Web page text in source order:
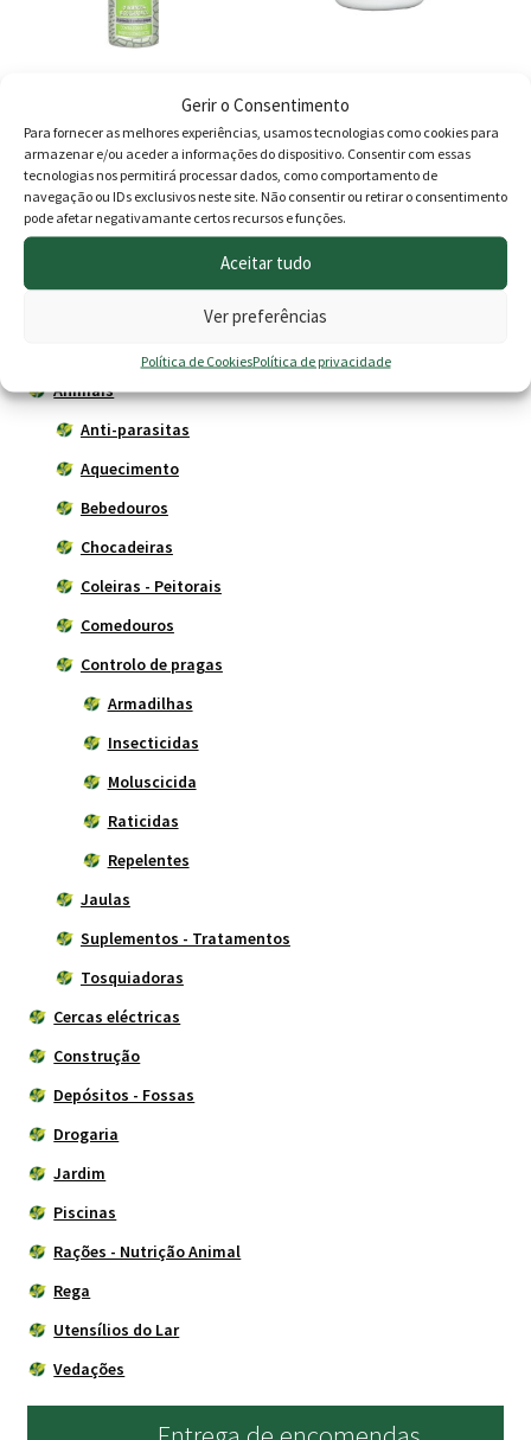
Gerir o Consentimento
Para fornecer as melhores experiências, usamos tecnologias como cookies para
armazenar e/ou aceder a informações do dispositivo. Consentir com essas
tecnologias nos permitirá processar dados, como comportamento de
navegação ou IDs exclusivos neste site. Não consentir ou retirar o consentimento
pode afetar negativamante certos recursos e funções.
Aceitar tudo
Ver preferências
Política de CookiesPolítica de privacidade
6.60€O
preço
original
6.60 €.
5.95€O
preço
atual
é:
5.95 €.
Adicionar
18.70€
Adicionar
Produtos
Animais
Anti-parasitas
Aquecimento
Bebedouros
Chocadeiras
Coleiras - Peitorais
Comedouros
Controlo de pragas
Armadilhas
Insecticidas
Moluscicida
Raticidas
Repelentes
Jaulas
Suplementos - Tratamentos
Tosquiadoras
Cercas eléctricas
Construção
Depósitos - Fossas
Drogaria
Jardim
Piscinas
Rações - Nutrição Animal
Rega
Utensílios do Lar
Vedações